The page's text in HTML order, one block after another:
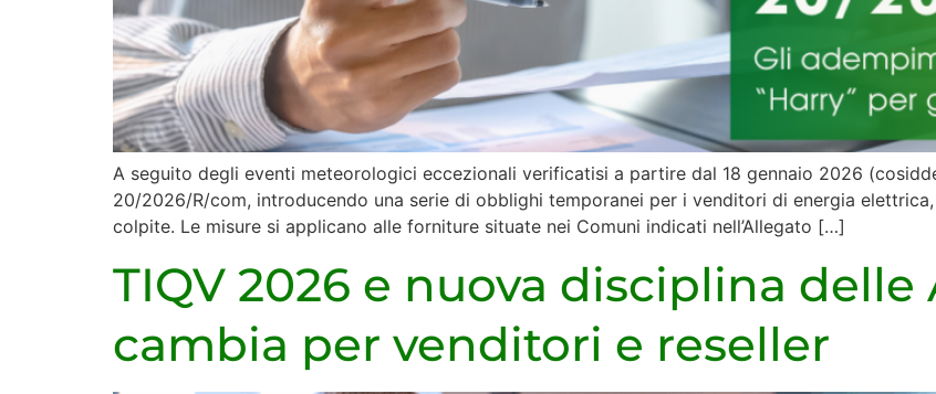
A seguito degli eventi meteorologici eccezionali verificatisi a partire dal 18 gennaio 2026
20/2026/R/com, introducendo una serie di obblighi temporanei per i venditori di energia
colpite. Le misure si applicano alle forniture situate nei Comuni indicati nell’Allegato […]
TIQV 2026 e nuova disciplina delle
cambia per venditori e reseller